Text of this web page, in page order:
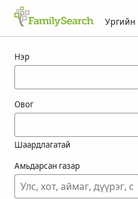
Нэр
Овог
Шаардлагатай
Амьдарсан газар